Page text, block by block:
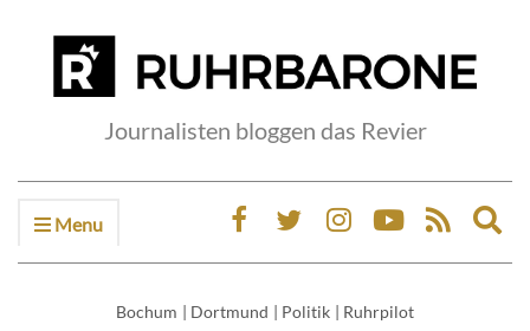
Journalisten bloggen das Revier
Menu
Bochum | Dortmund | Politik | Ruhrpilot